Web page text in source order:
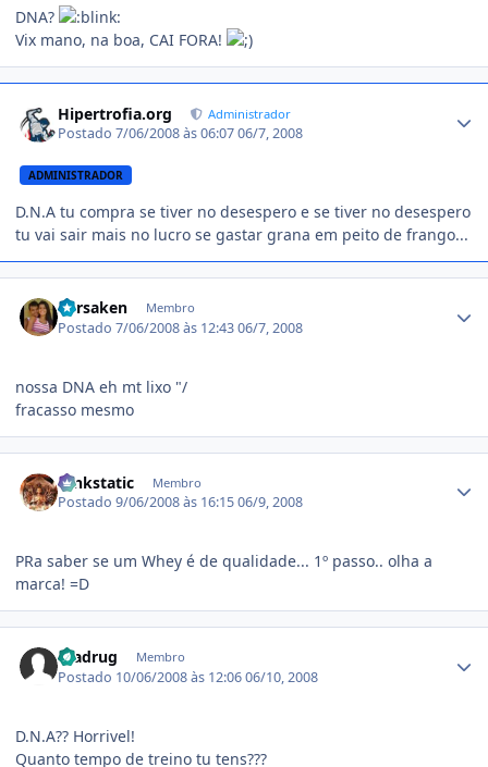
DNA?
Vix mano, na boa, CAI FORA!
Hipertrofia.org Administrador
Postado7/06/2008 às 06:0706/7, 2008
ADMINISTRADOR
D.N.A tu compra se tiver no desespero e se tiver no desespero
tu vai sair mais no lucro se gastar grana em peito de frango...
Forsaken Membro
Postado7/06/2008 às 12:4306/7, 2008
nossa DNA eh mt lixo "/
fracasso mesmo
funkstatic Membro
Postado9/06/2008 às 16:1506/9, 2008
PRa saber se um Whey é de qualidade... 1º passo.. olha a
marca! =D
madrug Membro
Postado 10/06/2008 às 12:0606/10, 2008
D.N.A?? Horrivel!
Quanto tempo de treino tu tens???